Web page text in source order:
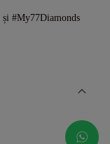
și #My77Diamonds